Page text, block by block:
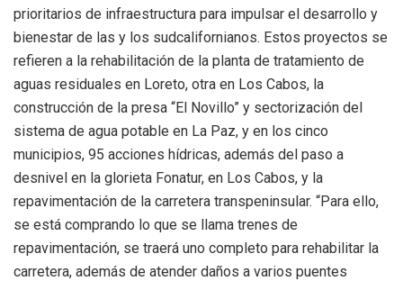
prioritarios de infraestructura para impulsar el desarrollo y
bienestar de las y los sudcalifornianos. Estos proyectos se
refieren a la rehabilitación de la planta de tratamiento de
aguas residuales en Loreto, otra en Los Cabos, la
construcción de la presa “El Novillo” y sectorización del
sistema de agua potable en La Paz, y en los cinco
municipios, 95 acciones hídricas, además del paso a
desnivel en la glorieta Fonatur, en Los Cabos, y la
repavimentación de la carretera transpeninsular. “Para ello,
se está comprando lo que se llama trenes de
repavimentación, se traerá uno completo para rehabilitar la
carretera, además de atender daños a varios puentes